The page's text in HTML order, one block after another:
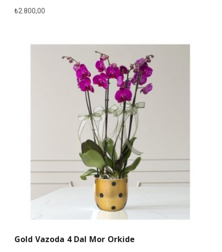
₺2.800,00
Gold Vazoda 4 Dal Mor Orkide